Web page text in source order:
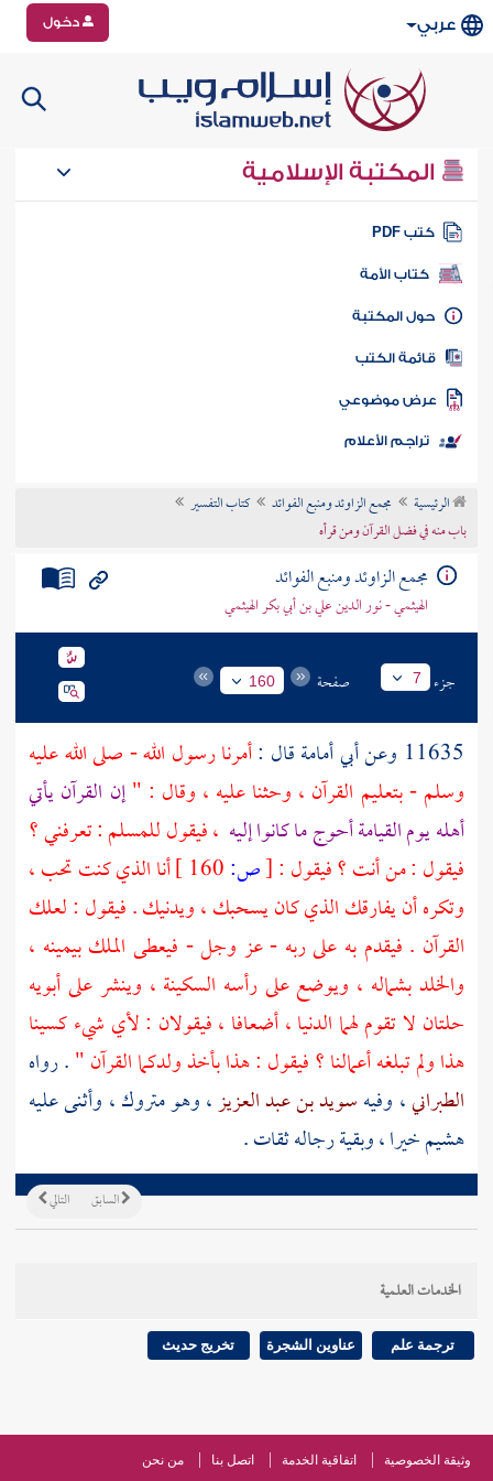
عربي دخول
المكتبة الإسلامية
كتب PDF
كتاب الأمة
المكتبة
الكتب
موضوعي
تراجم الأعلام
الرئيسية مجمع الزاوئد ومنبع الفوائد
كتاب التفسير
باب منه في فضل القرآن ومن قرأه
مجمع الزاوئد ومنبع الفوائد
الهيثمي - نور الدين علي بن أبي بكر الهيثمي
جزء 7 صفحة 160
11635 وعن أبي أمامةقال :أمرنا رسول الله - صلى الله عليه
وسلم - بتعليم القرآن ، وحثنا عليه ، وقال : "إن القرآن يأتي
أهله يوم القيامة أحوج ما كانوا إليه ، فيقول للمسلم : تعرفني ؟
فيقول : من أنت ؟ فيقول :[ص:
أنا الذي كنت تحب ،
وتكره أن يفارقك الذي كان يسحبك ، ويدنيك . فيقول : لعلك
القرآن . فيقدم به على ربه - عز وجل - فيعطى الملك بيمينه ،
والخلد بشماله ، ويوضع على رأسه السكينة ، وينشر على أبويه
حلتان لا تقوم لهما الدنيا ، أضعافا ، فيقولان : لأي شيء كسينا
هذا ولم تبلغه أعمالنا ؟ فيقول : هذا بأخذ ولدكما القرآن ". رواه
الطبراني، وفيهسويد بن عبد العزيز، وهو متروك ، وأثنى عليه
هشيم خيرا ، وبقية رجاله ثقات .
التالي السابق
الخدمات العلمية
ترجمة علم عناوين الشجرة تخريج حديث
وثيقة الخصوصية اتفاقية الخدمة اتصل بنا من نحن